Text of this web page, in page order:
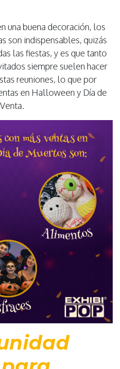
una buena decoración, los
son indispensables, quizás
las fiestas, y es que tanto
siempre suelen hacer
reuniones, lo que por
en Halloween y Día de